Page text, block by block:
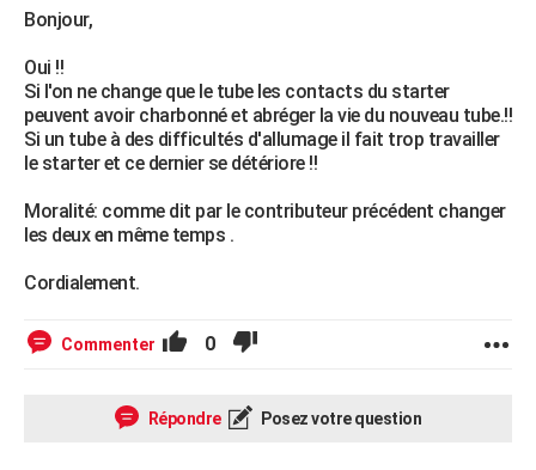
Bonjour,
Oui !!
Si l'on ne change que le tube les contacts du starter
peuvent avoir charbonné et abréger la vie du nouveau tube.!!
Si un tube à des difficultés d'allumage il fait trop travailler
le starter et ce dernier se détériore !!
Moralité: comme dit par le contributeur précédent changer
les deux en même temps .
Cordialement.
Commenter 0
Répondre Posez votre question